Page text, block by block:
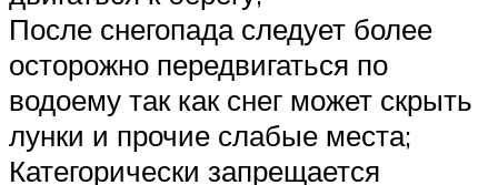
После снегопада следует более
осторожно передвигаться по
водоему так как снег может скрыть
лунки и прочие слабые места;
Категорически запрещается